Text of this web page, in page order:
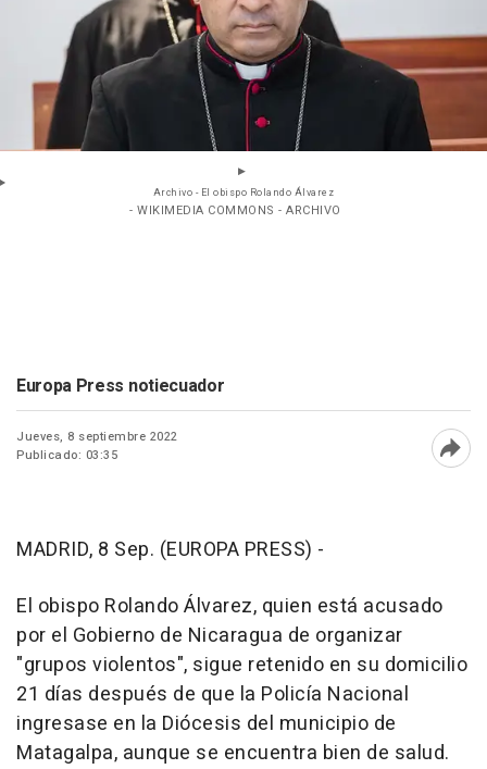
Archivo - El obispo Rolando Álvarez
- WIKIMEDIA COMMONS - ARCHIVO
Europa Press notiecuador
Jueves, 8 septiembre 2022
Publicado: 03:35
MADRID, 8 Sep. (EUROPA PRESS) -
El obispo Rolando Álvarez, quien está acusado
por el Gobierno de Nicaragua de organizar
"grupos violentos", sigue retenido en su domicilio
21 días después de que la Policía Nacional
ingresase en la Diócesis del municipio de
Matagalpa, aunque se encuentra bien de salud.